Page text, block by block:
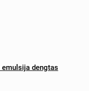
emulsija dengtas